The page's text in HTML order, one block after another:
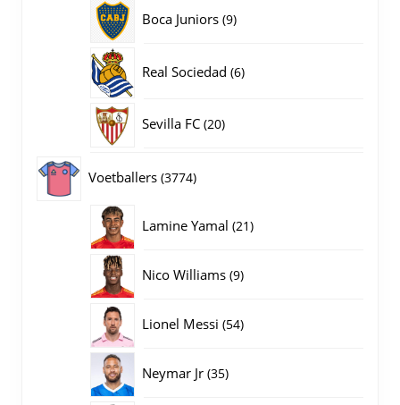
Boca Juniors 99
Real Sociedad 66
Sevilla FC 2020
Voetballers 37743774
Lamine Yamal 2121
Nico Williams 99
Lionel Messi 5454
Neymar Jr 3535